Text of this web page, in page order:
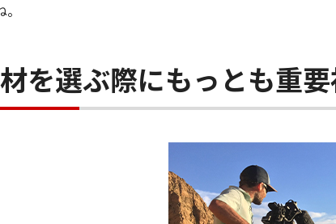
を選ぶ際にもっとも重